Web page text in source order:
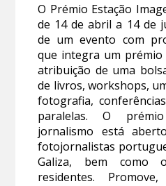
O Prémio Estação
de 14 de abril a 14 de
de um evento com
que integra um
atribuição de uma
de livros, workshops,
fotografia,
paralelas. O
jornalismo está
fotojornalistas
Galiza, bem como
residentes.